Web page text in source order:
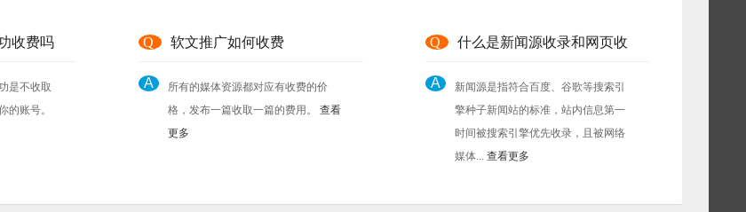
收费吗
是不收取
的账号。
Q 软文推广如何收费
A
所有的媒体资源都对应有收费的价
格，发布一篇收取一篇的费用。 查看
更多
Q 什么是新闻源收录和网页收
A
新闻源是指符合百度、谷歌等搜索引
擎种子新闻站的标准，站内信息第一
时间被搜索引擎优先收录，且被网络
媒体... 查看更多